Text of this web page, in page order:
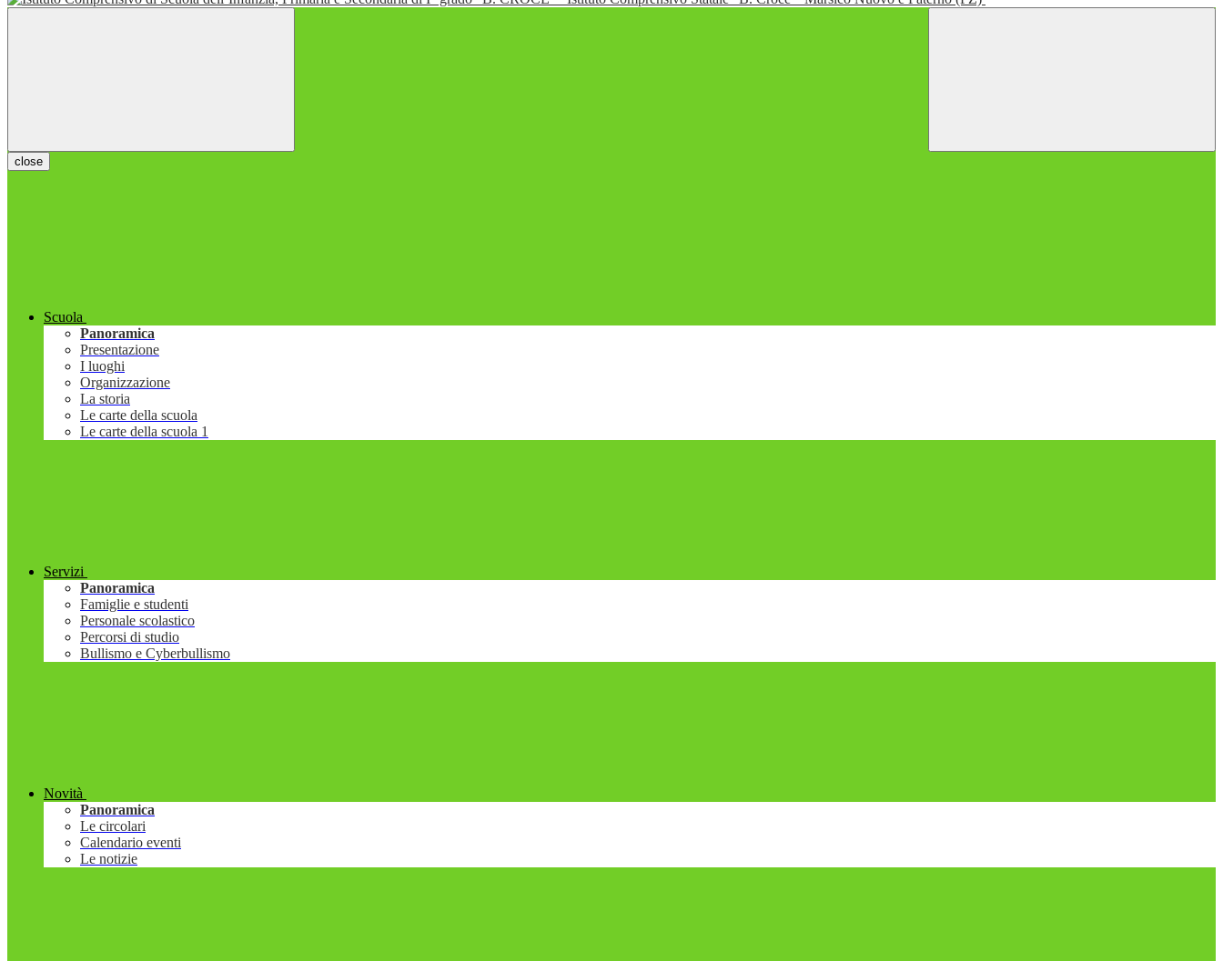
close
Scuola
Panoramica
Presentazione
I luoghi
Organizzazione
La storia
Le carte della scuola
Le carte della scuola 1
Servizi
Panoramica
Famiglie e studenti
Personale scolastico
Percorsi di studio
Bullismo e Cyberbullismo
Novità
Panoramica
Le circolari
Calendario eventi
Le notizie